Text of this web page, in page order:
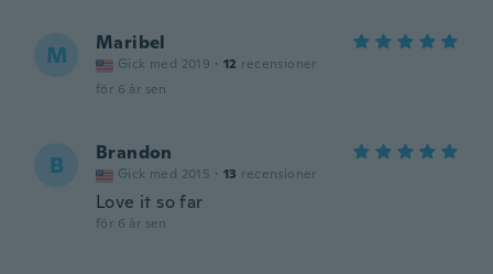
M Maribel
Gick med 2019 · 12 recensioner
för 6 år sen
B Brandon
Gick med 2015 · 13 recensioner
Love it so far
för 6 år sen